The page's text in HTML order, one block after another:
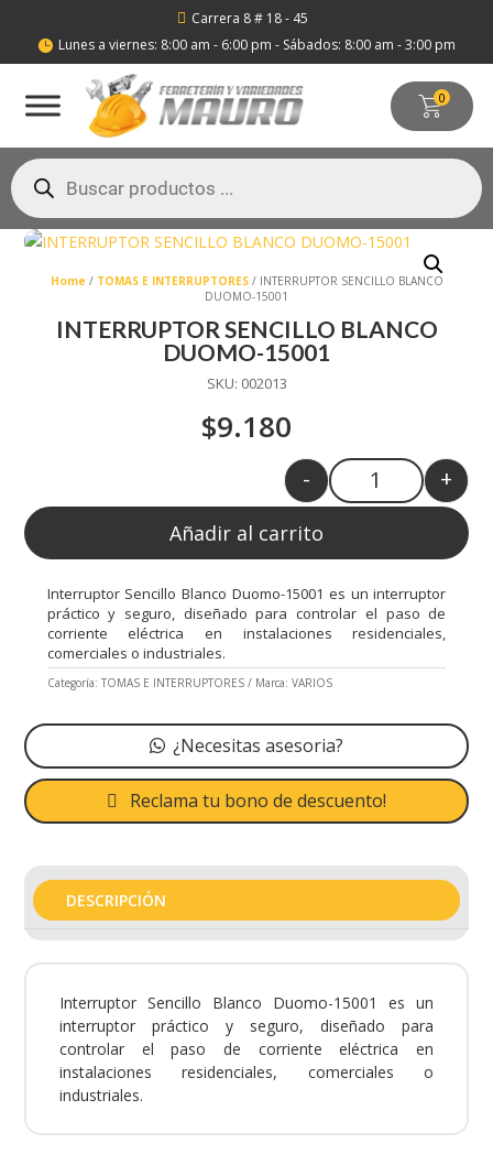
 Carrera 8 # 18 - 45
 Lunes a viernes: 8:00 am - 6:00 pm - Sábados: 8:00 am - 3:00 pm
0
Búsqueda
de
productos
Home / TOMAS E INTERRUPTORES/ INTERRUPTOR SENCILLO BLANCO
DUOMO-15001
INTERRUPTOR SENCILLO BLANCO
DUOMO-15001
SKU: 002013
$9.180
Quantity
- +
Añadir al carrito
Interruptor Sencillo Blanco Duomo-15001 es un interruptor
práctico y seguro, diseñado para controlar el paso de
corriente eléctrica en instalaciones residenciales,
comerciales o industriales.
Categoría: TOMAS E INTERRUPTORES Marca: VARIOS
¿Necesitas asesoria?
Reclama tu bono de descuento!
DESCRIPCIÓN
Interruptor Sencillo Blanco Duomo-15001 es un
interruptor práctico y seguro, diseñado para
controlar el paso de corriente eléctrica en
instalaciones residenciales, comerciales o
industriales.